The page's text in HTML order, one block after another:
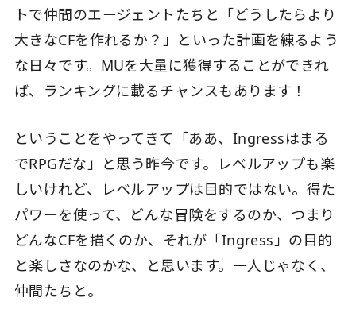
トで仲間のエージェントたちと「どうしたらより
大きなCFを作れるか？」といった計画を練るよう
な日々です。MUを大量に獲得することができれ
ば、ランキングに載るチャンスもあります！
ということをやってきて「ああ、Ingressはまる
でRPGだな」と思う昨今です。レベルアップも楽
しいけれど、レベルアップは目的ではない。得た
パワーを使って、どんな冒険をするのか、つまり
どんなCFを描くのか、それが「Ingress」の目的
と楽しさなのかな、と思います。一人じゃなく、
仲間たちと。